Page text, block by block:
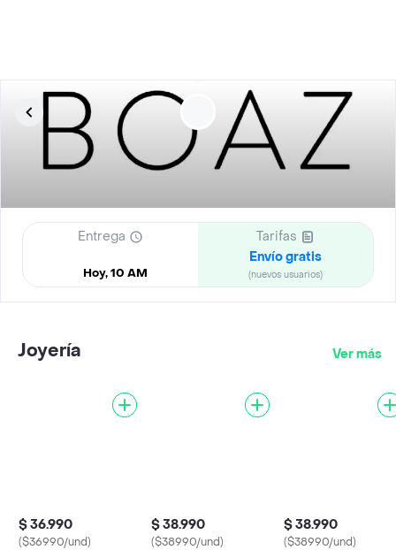
Entrega
Hoy, 10 AM
Tarifas
Envío gratis
(nuevos usuarios)
Joyería Ver más
$ 36.990
($36990/und)
$ 38.990
($38990/und)
$ 38.990
($38990/und)